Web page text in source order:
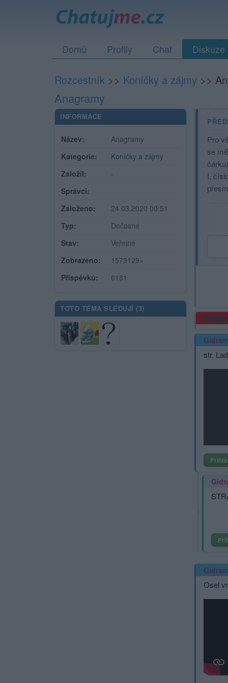
Domů Profily Chat Diskuze
Rozcestník >> Koníčky a zájmy >>
Anagramy
INFORMACE
Název:
Anagramy
Kategorie:
Koníčky a zájmy
Založil:
-
Správci:
Založeno:
24.03.2020 00:51
Typ:
Dočasné
Stav:
Veřejné
Zobrazeno:
1573129×
Příspěvků:
6181
TOTO TÉMA SLEDUJÍ (3)
Pro
se
I,
str.
Osel